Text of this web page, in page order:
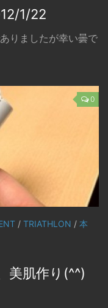
1/22
りましたが幸い曇で
0
/ TRIATHLON / 本
美肌作り(^^)